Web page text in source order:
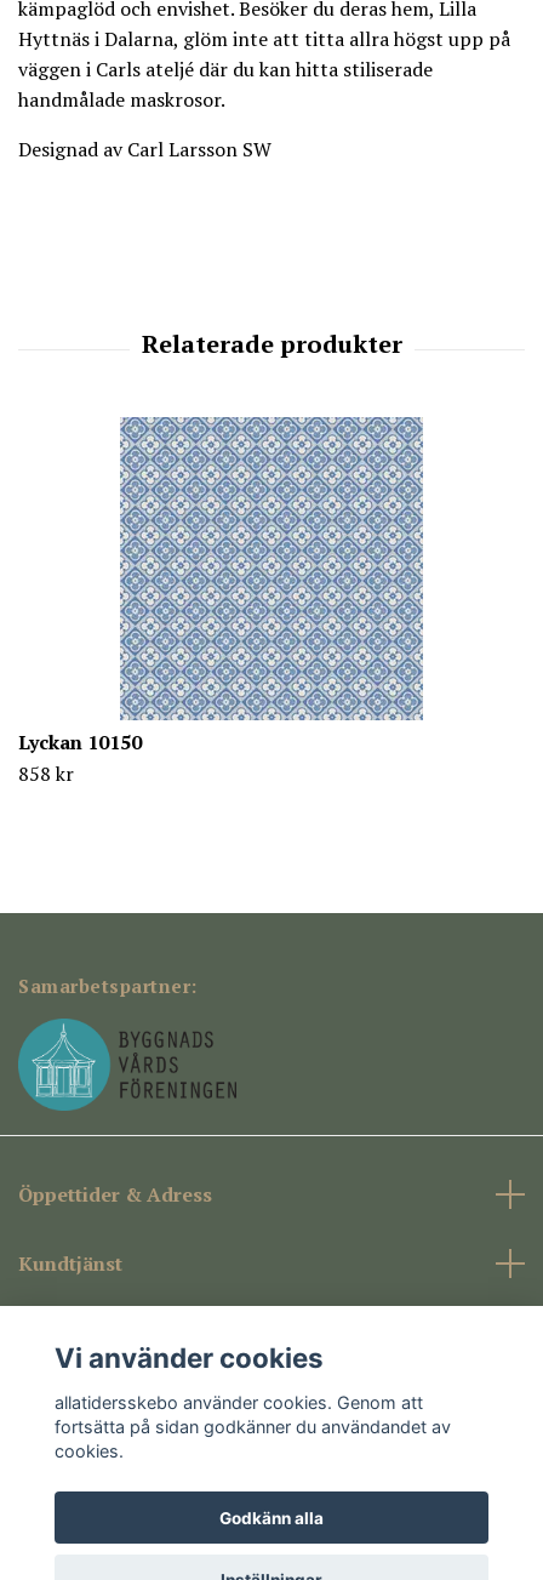
kämpaglöd och envishet. Besöker du deras hem, Lilla
Hyttnäs i Dalarna, glöm inte att titta allra högst upp på
väggen i Carls ateljé där du kan hitta stiliserade
handmålade maskrosor.
Designad av Carl Larsson SW
Lyckan 10150
858 kr
Samarbetspartner:
Öppettider & Adress
Kundtjänst
Sociala medier
© 2026 allatidersskebo
Vi använder cookies
allatidersskebo använder cookies. Genom att
fortsätta på sidan godkänner du användandet av
cookies.
Godkänn alla